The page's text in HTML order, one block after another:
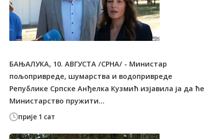
прије 1 сат
БАЊАЛУКА, 10. АВГУСТА /СРНА/ - Министар
пољопривреде, шумарства и водопривреде
Републике Српске Анђелка Кузмић изјавила ја да ће
Министарство пружити...